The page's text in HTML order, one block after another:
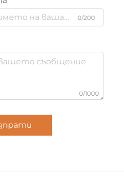
0/200
0/1000